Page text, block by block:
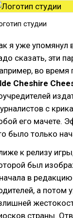
студии
я уже упомянул
сказать, эти
во время
Cheshire
с
его мачете.
было только
к релизу
был
в
а потом
страны.